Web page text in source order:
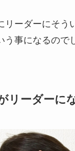
リーダーにそう
う事になるので
リーダーに